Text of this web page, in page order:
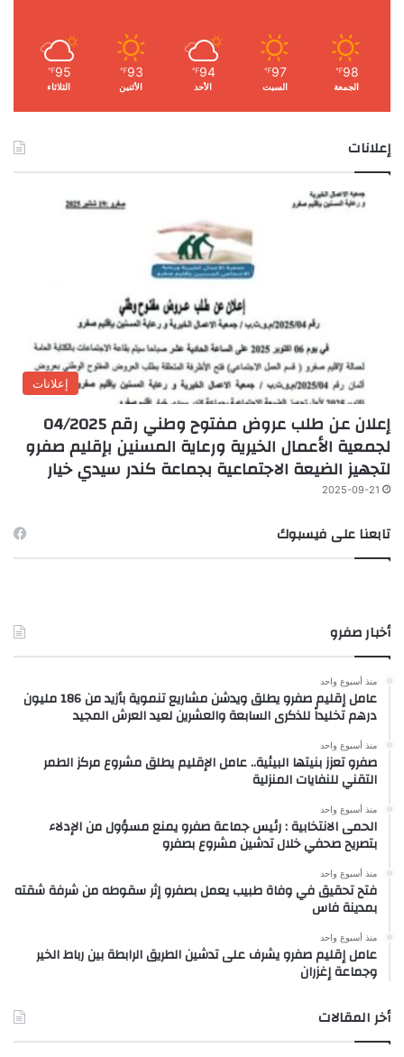
98
℉
الجمعة
97
℉
السبت
94
℉
الأحد
93
℉
الأثنين
95
℉
الثلاثاء
إعلانات
إعلانات
إعلان عن طلب عروض مفتوح وطني رقم 04/2025
لجمعية الأعمال الخيرية ورعاية المسنين بإقليم صفرو
لتجهيز الضيعة الاجتماعية بجماعة كندر سيدي خيار
2025-09-21
تابعنا على فيسبوك
أخبار صفرو
منذ أسبوع واحد
عامل إقليم صفرو يطلق ويدشن مشاريع تنموية بأزيد من 186 مليون
درهم تخليداً للذكرى السابعة والعشرين لعيد العرش المجيد
منذ أسبوع واحد
صفرو تعزز بنيتها البيئية.. عامل الإقليم يطلق مشروع مركز الطمر
التقني للنفايات المنزلية
منذ أسبوع واحد
الحمى الانتخابية : رئيس جماعة صفرو يمنع مسؤول من الإدلاء
بتصريح صحفي خلال تدشين مشروع بصفرو
منذ أسبوع واحد
فتح تحقيق في وفاة طبيب يعمل بصفرو إثر سقوطه من شرفة شقته
بمدينة فاس
منذ أسبوع واحد
عامل إقليم صفرو يشرف على تدشين الطريق الرابطة بين رباط الخير
وجماعة إغزران
أخر المقالات